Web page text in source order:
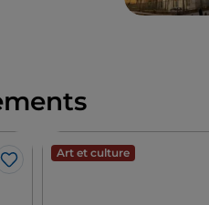
J’aime
Art et culture